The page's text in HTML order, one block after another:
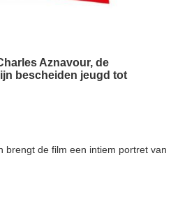
Aznavour, de
bescheiden jeugd tot
brengt de film een intiem portret van